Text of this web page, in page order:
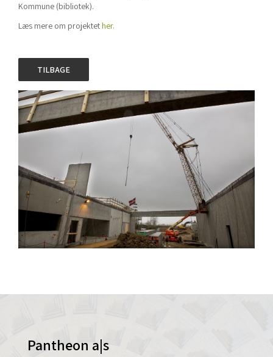
Kommune (bibliotek).​
Læs mere om projektether.
TILBAGE
Pantheon a|s